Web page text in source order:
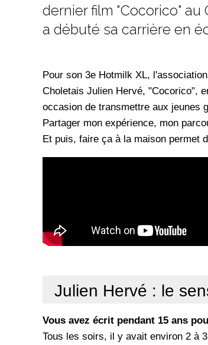
dernier film "Cocorico" au
a débuté sa carrière en
Pour son 3e Hotmilk XL,
Choletais Julien Hervé, "Cocorico",
occasion de transmettre aux jeunes
Partager mon expérience, mon
Et puis, faire ça à la maison permet
Julien Hervé : le
Vous avez écrit pendant 15 ans
Tous les soirs, il y avait environ 2 à